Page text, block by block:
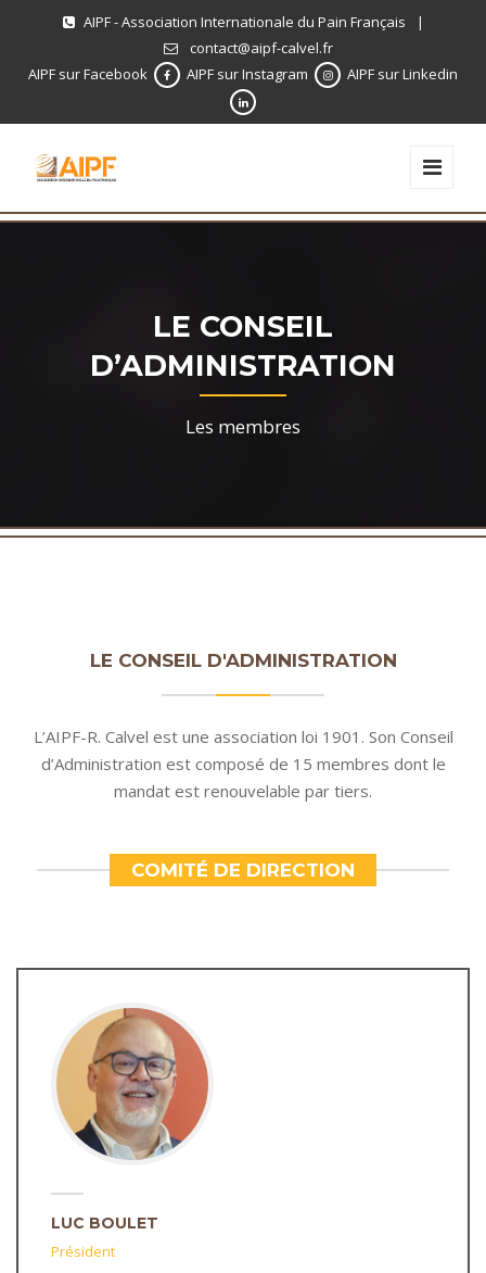
AIPF - Association Internationale du Pain Français
|
contact@aipf-calvel.fr
AIPF sur Facebook
AIPF sur Instagram AIPF sur Linkedin
LE CONSEIL
D’ADMINISTRATION
Les membres
LE CONSEIL D'ADMINISTRATION
L’AIPF-R. Calvel est une association loi 1901. Son Conseil
d’Administration est composé de 15 membres dont le
mandat est renouvelable par tiers.
COMITÉ DE DIRECTION
LUC BOULET
Président